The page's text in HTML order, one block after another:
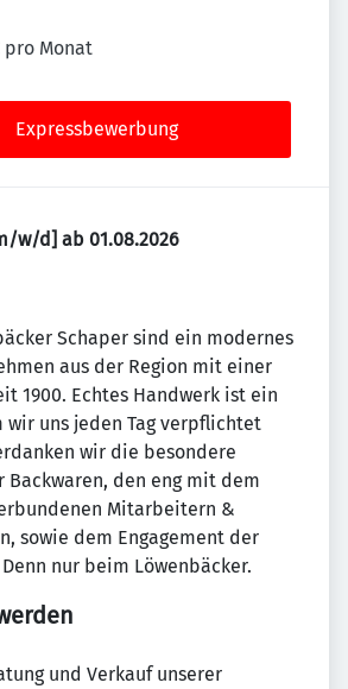
pro Monat
Expressbewerbung
w/d] ab 01.08.2026
Schaper sind ein modernes
aus der Region mit einer
1900. Echtes Handwerk ist ein
wir uns jeden Tag verpflichtet
wir die besondere
Backwaren, den eng mit dem
Mitarbeitern &
sowie dem Engagement der
nur beim Löwenbäcker.
und Verkauf unserer